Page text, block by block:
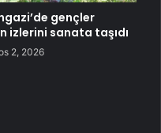
gençler
izlerini sanata taşıdı
2, 2026